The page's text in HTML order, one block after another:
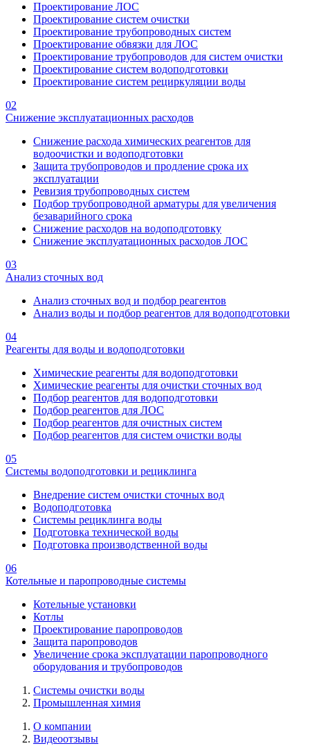
Проектирование ЛОС
Проектирование систем очистки
Проектирование трубопроводных систем
Проектирование обвязки для ЛОС
Проектирование трубопроводов для систем очистки
Проектирование систем водоподготовки
Проектирование систем рециркуляции воды
02
Снижение эксплуатационных расходов
Снижение расхода химических реагентов для
водоочистки и водоподготовки
Защита трубопроводов и продление срока их
эксплуатации
Ревизия трубопроводных систем
Подбор трубопроводной арматуры для увеличения
безаварийного срока
Снижение расходов на водоподготовку
Снижение эксплуатационных расходов ЛОС
03
Анализ сточных вод
Анализ сточных вод и подбор реагентов
Анализ воды и подбор реагентов для водоподготовки
04
Реагенты для воды и водоподготовки
Химические реагенты для водоподготовки
Химические реагенты для очистки сточных вод
Подбор реагентов для водоподготовки
Подбор реагентов для ЛОС
Подбор реагентов для очистных систем
Подбор реагентов для систем очистки воды
05
Системы водоподготовки и рециклинга
Внедрение систем очистки сточных вод
Водоподготовка
Системы рециклинга воды
Подготовка технической воды
Подготовка производственной воды
06
Котельные и паропроводные системы
Котельные установки
Котлы
Проектирование паропроводов
Защита паропроводов
Увеличение срока эксплуатации паропроводного
оборудования и трубопроводов
Системы очистки воды
Промышленная химия
О компании
Видеоотзывы